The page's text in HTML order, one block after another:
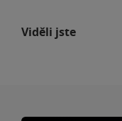
Viděli jste